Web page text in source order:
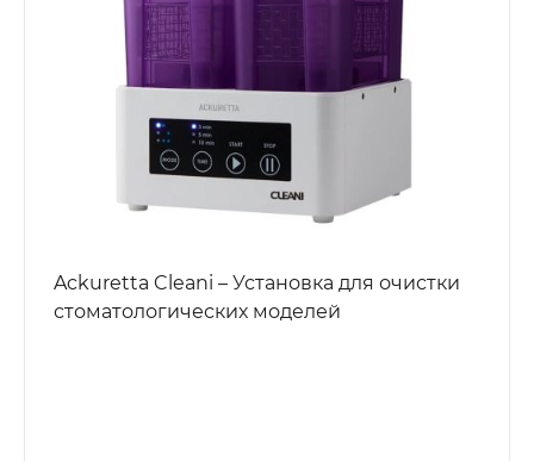
Ackuretta Cleani – Установка для очистки
стоматологических моделей